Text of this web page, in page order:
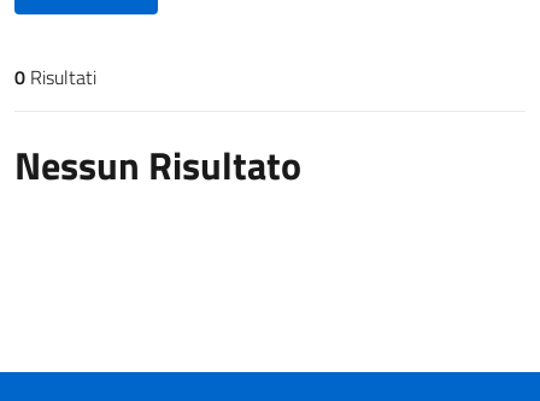
Risultati di ricerca
0 Risultati
Nessun Risultato